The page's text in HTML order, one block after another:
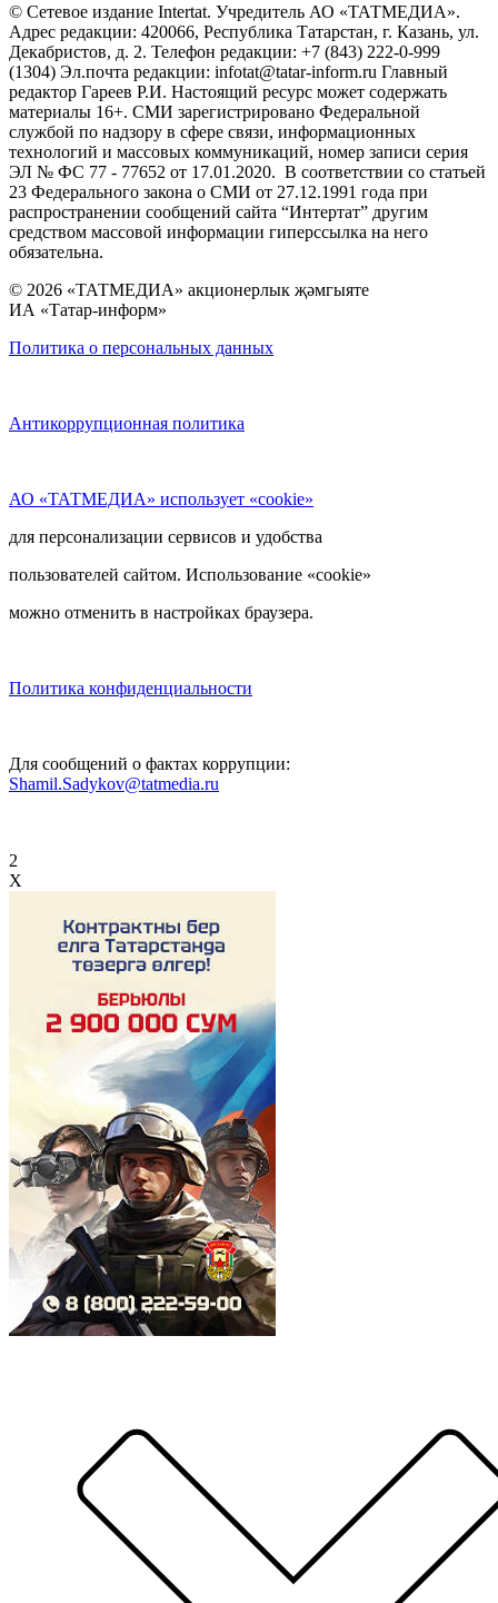
© Сетевое издание Intertat. Учредитель АО «ТАТМЕДИА».
Адрес редакции: 420066, Республика Татарстан, г. Казань, ул.
Декабристов, д. 2. Телефон редакции: +7 (843) 222-0-999
(1304) Эл.почта редакции: infotat@tatar-inform.ru Главный
редактор Гареев Р.И. Настоящий ресурс может содержать
материалы 16+. СМИ зарегистрировано Федеральной
службой по надзору в сфере связи, информационных
технологий и массовых коммуникаций, номер записи серия
ЭЛ № ФС 77 - 77652 от 17.01.2020. В соответствии со статьей
23 Федерального закона о СМИ от 27.12.1991 года при
распространении сообщений сайта “Интертат” другим
средством массовой информации гиперссылка на него
обязательна.
© 2026 «ТАТМЕДИА» акционерлык җәмгыяте
ИА «Татар-информ»
Политика о персональных данных
Антикоррупционная политика
АО «ТАТМЕДИА» использует «cookie»
для персонализации сервисов и удобства
пользователей сайтом. Использование «cookie»
можно отменить в настройках браузера.
Политика конфиденциальности
Для сообщений о фактах коррупции:
Shamil.Sadykov@tatmedia.ru
2
X